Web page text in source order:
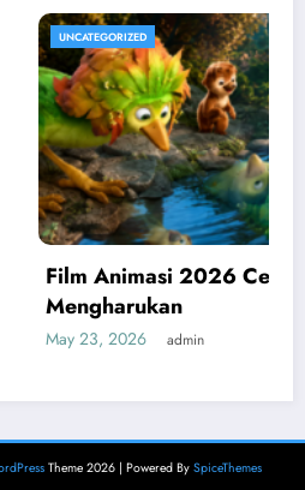
Cerita Keluarga
Theme 2026 | Powered By SpiceThemes